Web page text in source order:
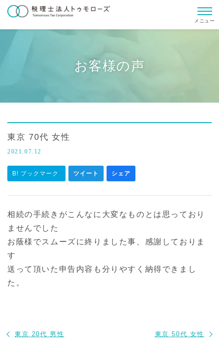
メニュー
お客様の声
東京 70代 女性
2021.07.12
B! ブックマーク ツイート シェア
相続の手続きがこんなに大変なものとは思っており
ませんでした
お蔭様でスムーズに終りました事、感謝しておりま
す
送って頂いた申告内容も分りやすく納得できまし
た。
東京 20代 男性 東京 50代 女性